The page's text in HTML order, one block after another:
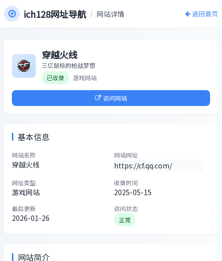
ich128网址导航 / 网站详情 返回首页
穿越火线
三亿鼠标的枪战梦想
已收录
游戏网站
访问网站
基本信息
网站名称
穿越火线
网站网址
https://cf.qq.com/
网址类型
游戏网站
收录时间
2025-05-15
最后更新
2026-01-26
访问状态
正常
网站简介